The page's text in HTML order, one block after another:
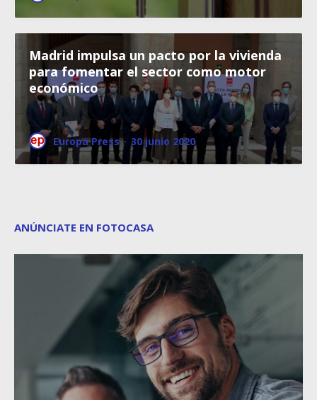
Madrid impulsa un pacto por la vivienda
para fomentar el sector como motor
económico
Europa Press · 30 junio 2020
ANÚNCIATE EN FOTOCASA